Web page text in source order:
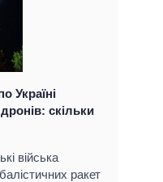
Україні
скільки
війська
ракет